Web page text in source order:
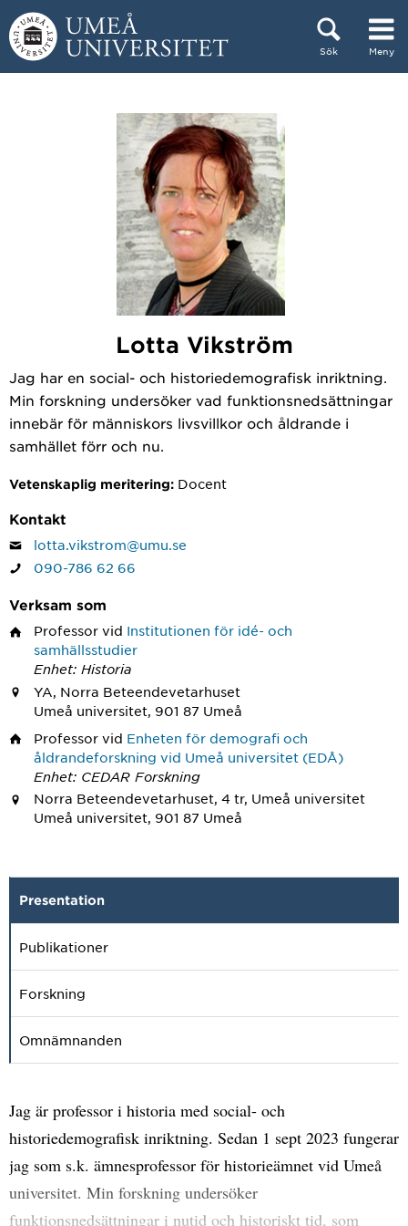
Hoppa direkt till innehållet
Sök Meny
Lotta Vikström
Jag har en social- och historiedemografisk inriktning.
Min forskning undersöker vad funktionsnedsättningar
innebär för människors livsvillkor och åldrande i
samhället förr och nu.
Vetenskaplig meritering: Docent
Kontakt
lotta.vikstrom@umu.se
090-786 62 66
Verksam som
Professor vid Institutionen för idé- och
samhällsstudier
Enhet: Historia
YA, Norra Beteendevetarhuset
Umeå universitet, 901 87 Umeå
Professor vid Enheten för demografi och
åldrandeforskning vid Umeå universitet (EDÅ)
Enhet: CEDAR Forskning
Norra Beteendevetarhuset, 4 tr, Umeå universitet
Umeå universitet, 901 87 Umeå
Presentation
Publikationer
Forskning
Omnämnanden
Jag är professor i historia med social- och
historiedemografisk inriktning. Sedan 1 sept 2023 fungerar
jag som s.k. ämnesprofessor för historieämnet vid Umeå
universitet. Min forskning undersöker
funktionsnedsättningar i nutid och historiskt tid, som